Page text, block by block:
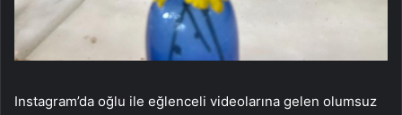
Instagram’da oğlu ile eğlenceli videolarına gelen olumsuz